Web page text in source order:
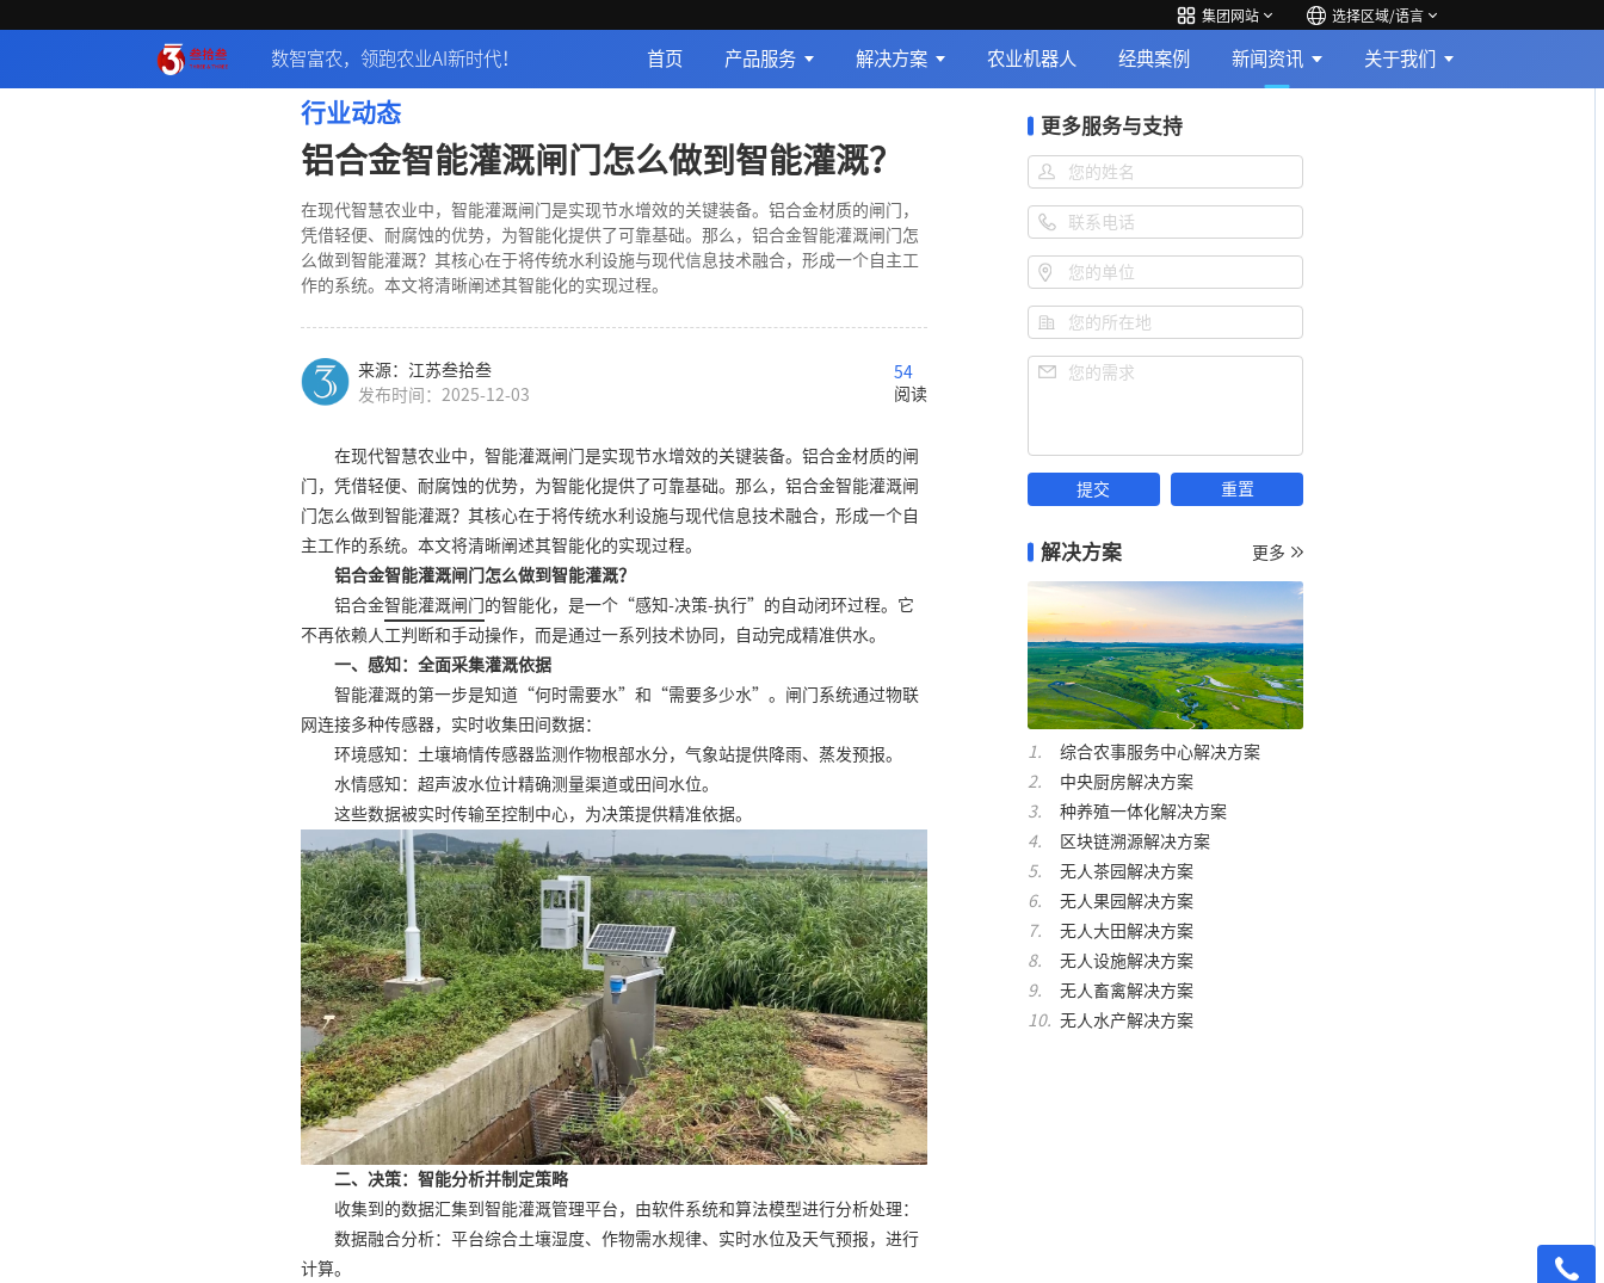
集团网站 选择区域/语言
数智富农，领跑农业AI新时代！ 首页 产品服务 解决方案 农业机器人 经典案例 新闻资讯 关于我们
行业动态
铝合金智能灌溉闸门怎么做到智能灌溉？
在现代智慧农业中，智能灌溉闸门是实现节水增效的关键装备。铝合金材质的闸门，
凭借轻便、耐腐蚀的优势，为智能化提供了可靠基础。那么，铝合金智能灌溉闸门怎
么做到智能灌溉？其核心在于将传统水利设施与现代信息技术融合，形成一个自主工
作的系统。本文将清晰阐述其智能化的实现过程。
来源：江苏叁拾叁
发布时间：2025-12-03
54
阅读
在现代智慧农业中，智能灌溉闸门是实现节水增效的关键装备。铝合金材质的闸
门，凭借轻便、耐腐蚀的优势，为智能化提供了可靠基础。那么，铝合金智能灌溉闸
门怎么做到智能灌溉？其核心在于将传统水利设施与现代信息技术融合，形成一个自
主工作的系统。本文将清晰阐述其智能化的实现过程。
铝合金智能灌溉闸门怎么做到智能灌溉？
铝合金智能灌溉闸门 的智能化，是一个“感知-决策-执行”的自动闭环过程。它
不再依赖人工判断和手动操作，而是通过一系列技术协同，自动完成精准供水。
一、感知：全面采集灌溉依据
智能灌溉的第一步是知道“何时需要水”和“需要多少水”。闸门系统通过物联
网连接多种传感器，实时收集田间数据：
环境感知：土壤墒情传感器监测作物根部水分，气象站提供降雨、蒸发预报。
水情感知：超声波水位计精确测量渠道或田间水位。
这些数据被实时传输至控制中心，为决策提供精准依据。
二、决策：智能分析并制定策略
收集到的数据汇集到智能灌溉管理平台，由软件系统和算法模型进行分析处理：
数据融合分析：平台综合土壤湿度、作物需水规律、实时水位及天气预报，进行
计算。
更多服务与支持
您的姓名
联系电话
您的单位
您的所在地
您的需求
解决方案 更多
综合农事服务中心解决方案
中央厨房解决方案
种养殖一体化解决方案
区块链溯源解决方案
无人茶园解决方案
无人果园解决方案
无人大田解决方案
无人设施解决方案
无人畜禽解决方案
无人水产解决方案